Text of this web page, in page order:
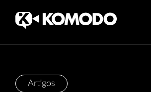
Artigos